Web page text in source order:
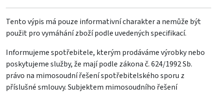
Tento výpis má pouze informativní charakter a nemůže být
použit pro vymáhání zboží podle uvedených specifikací.
Informujeme spotřebitele, kterým prodáváme výrobky nebo
poskytujeme služby, že mají podle zákona č. 624/1992 Sb.
právo na mimosoudní řešení spotřebitelského sporu z
příslušné smlouvy. Subjektem mimosoudního řešení